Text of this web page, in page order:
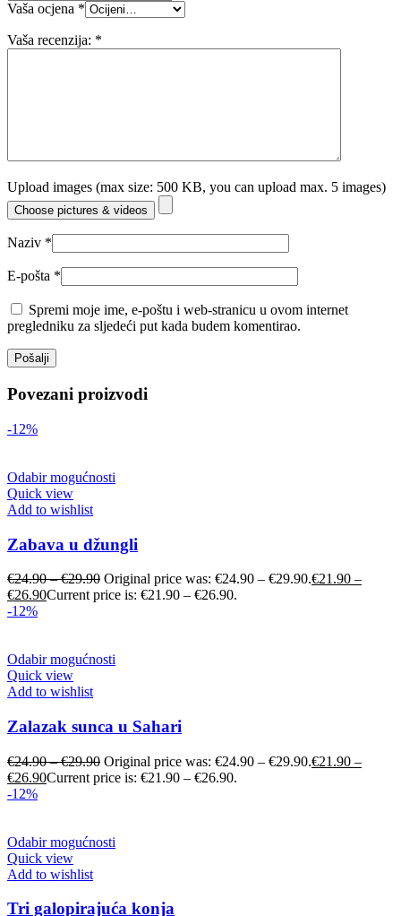
Vaša ocjena *
Vaša recenzija: *
Upload images (max size: 500 KB, you can upload max. 5 images)
Choose pictures & videos
Naziv *
E-pošta *
Spremi moje ime, e-poštu i web-stranicu u ovom internet
pregledniku za sljedeći put kada budem komentirao.
Povezani proizvodi
-12%
Odabir mogućnosti
Quick view
Add to wishlist
Zabava u džungli
€24.90–€29.90 Original price was: €24.90 – €29.90.€21.90 –
€26.90Current price is: €21.90 – €26.90.
-12%
Odabir mogućnosti
Quick view
Add to wishlist
Zalazak sunca u Sahari
€24.90–€29.90 Original price was: €24.90 – €29.90.€21.90 –
€26.90Current price is: €21.90 – €26.90.
-12%
Odabir mogućnosti
Quick view
Add to wishlist
Tri galopirajuća konja